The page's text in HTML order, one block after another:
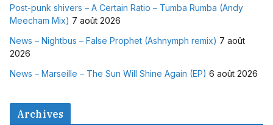
Post-punk shivers – A Certain Ratio – Tumba Rumba (Andy
Meecham Mix) 7 août 2026
News – Nightbus – False Prophet (Ashnymph remix) 7 août
2026
News – Marseille – The Sun Will Shine Again (EP) 6 août 2026
Archives